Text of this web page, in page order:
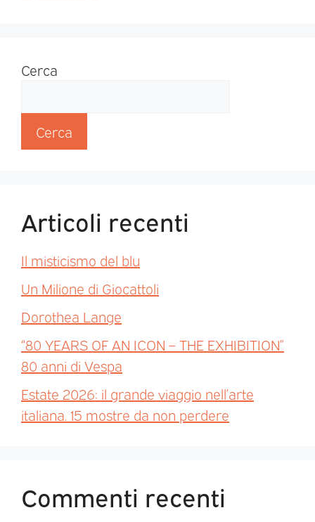
Cerca
Cerca
Articoli recenti
Il misticismo del blu
Un Milione di Giocattoli
Dorothea Lange
“80 YEARS OF AN ICON – THE EXHIBITION”
80 anni di Vespa
Estate 2026: il grande viaggio nell’arte
italiana. 15 mostre da non perdere
Commenti recenti